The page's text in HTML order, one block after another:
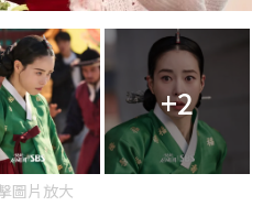
+2
圖片放大